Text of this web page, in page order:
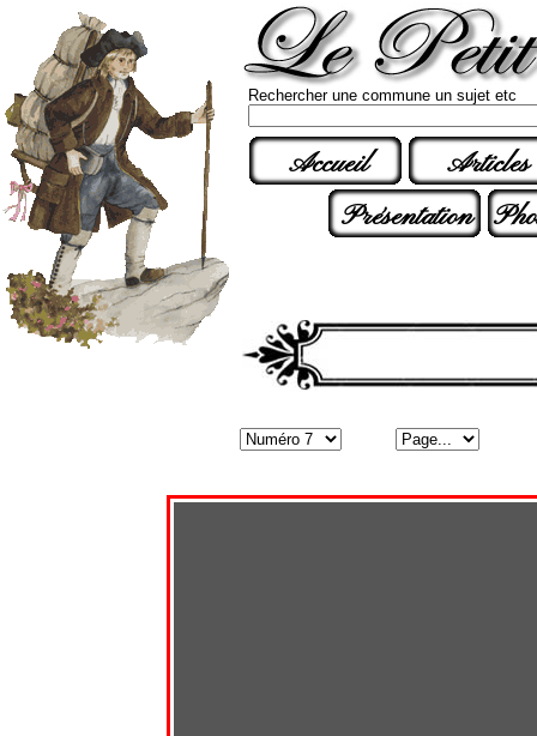
Rechercher une commune un sujet etc
Accueil
Articles
Présentation